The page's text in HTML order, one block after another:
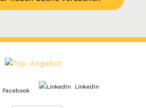
Facebook
LinkedIn